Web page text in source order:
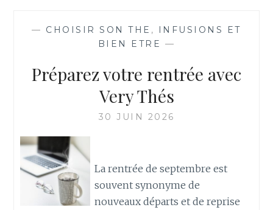
— CHOISIR SON THE ,
INFUSIONS ET
BIEN ETRE —
Préparez votre rentrée avec
Very Thés
30 JUIN 2026
La rentrée de septembre est
souvent synonyme de
nouveaux départs et de reprise